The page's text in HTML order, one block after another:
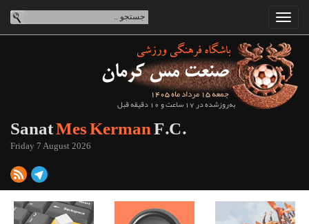
جمعه 15 مرداد ماه 1405
به‌روزشده در 17 ساعت و 10 دقیقه قبل
SanatMes KermanF.C.
Friday 7 August 2026